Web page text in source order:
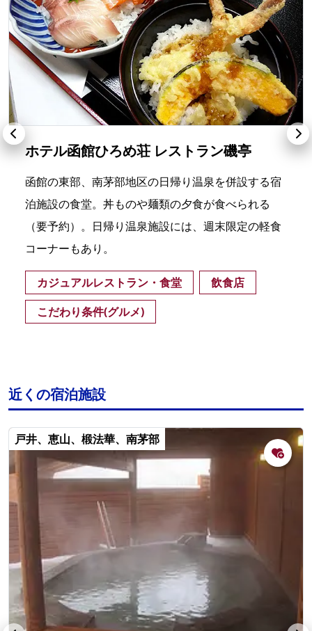
ホテル函館ひろめ荘 レストラン磯亭
函館の東部、南茅部地区の日帰り温泉を併設する宿
泊施設の食堂。丼ものや麺類の夕食が食べられる
（要予約）。日帰り温泉施設には、週末限定の軽食
コーナーもあり。
カジュアルレストラン・食堂
飲食店
こだわり条件(グルメ)
近くの宿泊施設
戸井、恵山、椴法華、南茅部